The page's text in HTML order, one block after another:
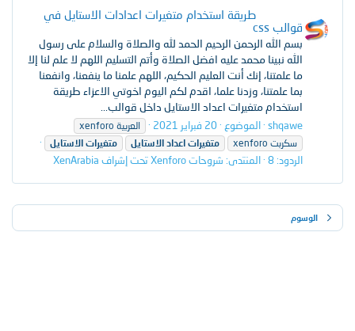
طريقة استخدام متغيرات اعدادات اﻻستايل في
قوالب css
بسم الله الرحمن الرحيم الحمد لله والصلاة والسلام على رسول
الله نبينا محمد عليه افضل الصلاة وأتم التسليم اللهم لا علم لنا إلا
ما علمتنا، إنك أنت العليم الحكيم، اللهم علمنا ما ينفعنا، وانفعنا
بما علمتنا، وزدنا علما، اقدم لكم اليوم اخوتي اﻻعزاء طريقة
استخدام متغيرات اعداد اﻻستايل داخل قوالب...
shqawe الموضوع 20 فبراير 2021
xenforo العربية
xenforo سكربت
متغيرات اعداد اﻻستايل متغيرات اﻻستايل
الردود: 8 المنتدى: شروحات Xenforo تحت إشراف XenArabia
الوسوم